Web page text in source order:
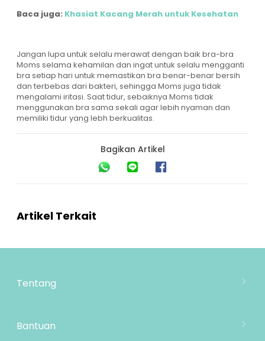
Baca juga: Khasiat Kacang Merah untuk Kesehatan
Jangan lupa untuk selalu merawat dengan baik bra-bra
Moms selama kehamilan dan ingat untuk selalu mengganti
bra setiap hari untuk memastikan bra benar-benar bersih
dan terbebas dari bakteri, sehingga Moms juga tidak
mengalami iritasi. Saat tidur, sebaiknya Moms tidak
menggunakan bra sama sekali agar lebih nyaman dan
memiliki tidur yang lebh berkualitas.
Bagikan Artikel
Artikel Terkait
Tentang
Lokasi Toko
Bantuan